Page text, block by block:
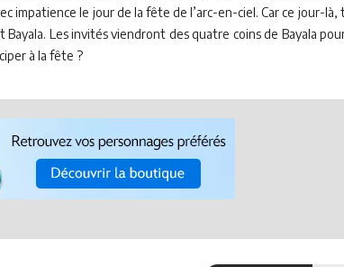
impatience le jour de la fête de l’arc-en-ciel. Car ce jour-là,
Les invités viendront des quatre coins de Bayala
à la fête ?